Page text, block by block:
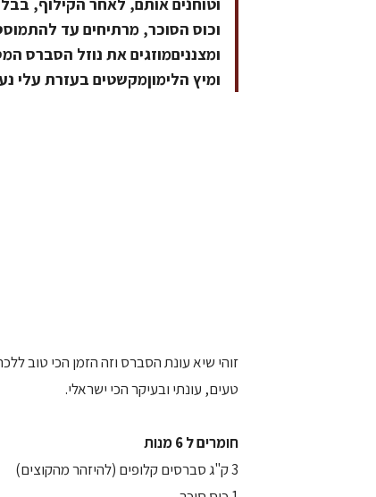
וכוס הסוכר, מרתיחים עד
ומצנניםמוזגים את נוזל הסברס
ומיץ הלימוןמקשטים בעזרת עלי
זוהי שיא עונת הסברס וזה הזמן הכי טוב
טעים, עונתי ובעיקר הכי ישראלי.
חומרים ל 6 מנות
3 ק"ג סברסים קלופים (להיזהר מהקוצים)